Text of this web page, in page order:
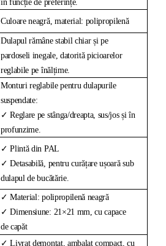
în funcție de preferințe.
Culoare neagră, material: polipropilenă
Dulapul rămâne stabil chiar și pe
pardoseli inegale, datorită picioarelor
reglabile pe înălțime.
Monturi reglabile pentru dulapurile
suspendate:
✓ Reglare pe stânga/dreapta, sus/jos și în
profunzime.
✓ Plintă din PAL
✓ Detasabilă, pentru curățare ușoară sub
dulapul de bucătărie.
✓ Material: polipropilenă neagră
✓ Dimensiune: 21×21 mm, cu capace
de capăt
✓ Livrat demontat, ambalat compact, cu